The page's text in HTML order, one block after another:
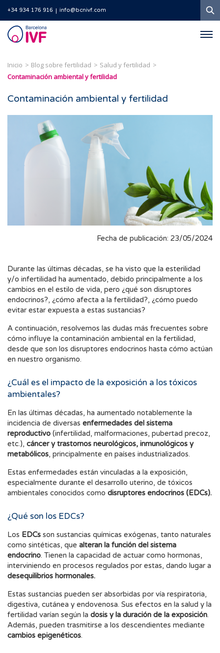
+34 934 176 916 info@bcnivf.com
Barcelona
IVF
Inicio Blog sobre fertilidad
Salud y fertilidad
Contaminación ambiental y fertilidad
Contaminación ambiental y fertilidad
Fecha de publicación: 23/05/2024
Durante las últimas décadas, se ha visto que la esterilidad
y/o infertilidad ha aumentado, debido principalmente a los
cambios en el estilo de vida, pero ¿qué son disruptores
endocrinos?, ¿cómo afecta a la fertilidad?, ¿cómo puedo
evitar estar expuesta a estas sustancias?
A continuación, resolvemos las dudas más frecuentes sobre
cómo influye la contaminación ambiental en la fertilidad,
desde que son los disruptores endocrinos hasta cómo actúan
en nuestro organismo.
¿Cuál es el impacto de la exposición a los tóxicos
ambientales?
En las últimas décadas, ha aumentado notablemente la
incidencia de diversas enfermedades del sistema
reproductivo (infertilidad, malformaciones, pubertad precoz,
etc.), cáncer y trastornos neurológicos, inmunológicos y
metabólicos, principalmente en países industrializados.
Estas enfermedades están vinculadas a la exposición,
especialmente durante el desarrollo uterino, de tóxicos
ambientales conocidos como disruptores endocrinos (EDCs).
¿Qué son los EDCs?
Los EDCs son sustancias químicas exógenas, tanto naturales
como sintéticas, que alteran la función del sistema
endocrino. Tienen la capacidad de actuar como hormonas,
interviniendo en procesos regulados por estas, dando lugar a
desequilibrios hormonales.
Estas sustancias pueden ser absorbidas por vía respiratoria,
digestiva, cutánea y endovenosa. Sus efectos en la salud y la
fertilidad varían según la dosis y la duración de la exposición.
Además, pueden trasmitirse a los descendientes mediante
cambios epigenéticos.